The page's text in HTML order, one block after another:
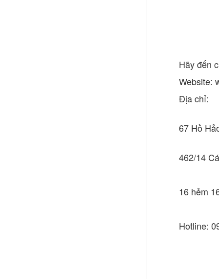
Hãy đến
Website:
Địa chỉ:
67 Hồ
462/14
16 hẻm
Hotline: